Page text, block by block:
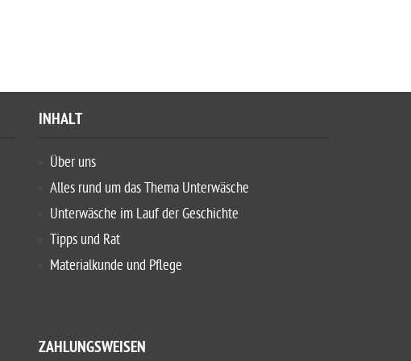
INHALT
Über uns
Alles rund um das Thema Unterwäsche
Unterwäsche im Lauf der Geschichte
Tipps und Rat
Materialkunde und Pflege
ZAHLUNGSWEISEN